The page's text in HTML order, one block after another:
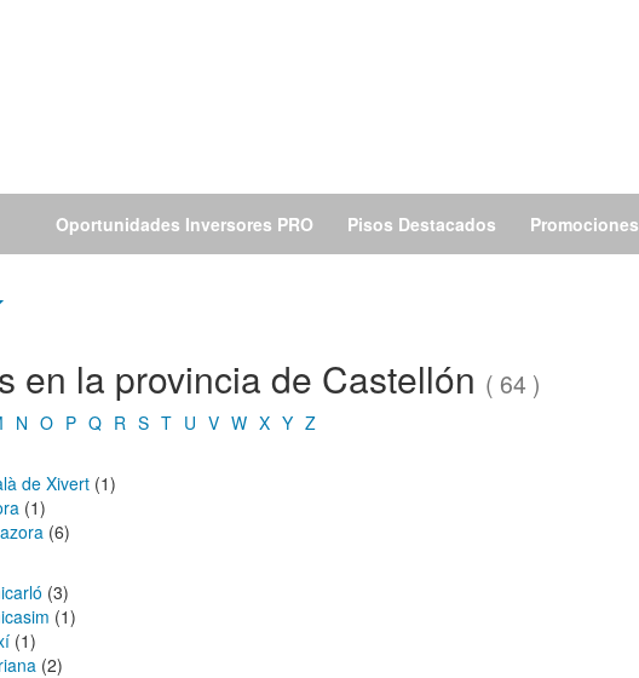
Oportunidades Inversores PRO Pisos Destacados Promociones
en la provincia de Castellón ( 64 )
N O P Q R S T U V W X Y Z
de Xivert (1)
(1)
(6)
(3)
(1)
(1)
(2)